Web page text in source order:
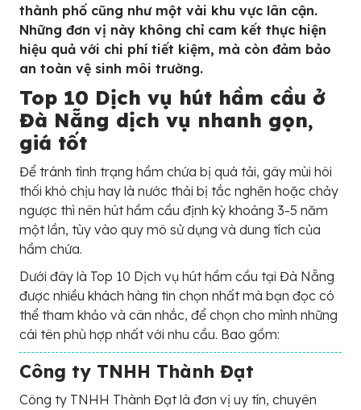
thành phố cũng như một vài khu vực lân cận.
Những đơn vị này không chỉ cam kết thực hiện
hiệu quả với chi phí tiết kiệm, mà còn đảm bảo
an toàn vệ sinh môi trường.
Top 10 Dịch vụ hút hầm cầu ở
Đà Nẵng dịch vụ nhanh gọn,
giá tốt
Để tránh tình trạng hầm chứa bị quá tải, gây mùi hôi
thối khó chịu hay là nước thải bị tắc nghẽn hoặc chảy
ngược thì nên hút hầm cầu định kỳ khoảng 3-5 năm
một lần, tùy vào quy mô sử dụng và dung tích của
hầm chứa.
Dưới đây là Top 10 Dịch vụ hút hầm cầu tại Đà Nẵng
được nhiều khách hàng tin chọn nhất mà bạn đọc có
thể tham khảo và cân nhắc, để chọn cho mình những
cái tên phù hợp nhất với nhu cầu. Bao gồm:
Công ty TNHH Thành Đạt
Công ty TNHH Thành Đạt là đơn vị uy tín, chuyên